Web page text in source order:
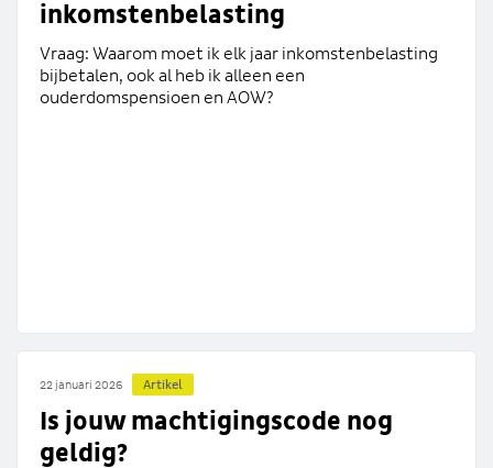
inkomstenbelasting
Vraag: Waarom moet ik elk jaar inkomstenbelasting
bijbetalen, ook al heb ik alleen een
ouderdomspensioen en AOW?
22 januari 2026 Artikel
Is jouw machtigingscode nog
geldig?